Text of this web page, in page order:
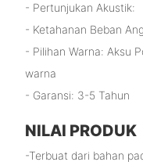
- Pertunjukan Akustik:
- Ketahanan Beban
- Pilihan Warna: Aksu
warna
- Garansi: 3-5 Tahun
NILAI PRODUK
-Terbuat dari bahan